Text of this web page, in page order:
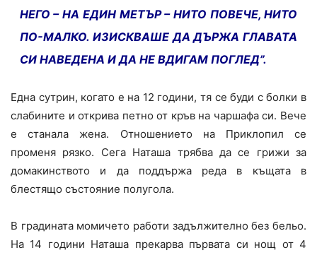
НЕГО – НА ЕДИН МЕТЪР – НИТО ПОВЕЧЕ, НИТО
ПО-МАЛКО. ИЗИСКВАШЕ ДА ДЪРЖА ГЛАВАТА
СИ НАВЕДЕНА И ДА НЕ ВДИГАМ ПОГЛЕД”.
Една сутрин, когато е на 12 години, тя се буди с болки в
слабините и открива петно от кръв на чаршафа си. Вече
е станала жена. Отношението на Приклопил се
променя рязко. Сега Наташа трябва да се грижи за
домакинството и да поддържа реда в къщата в
блестящо състояние полугола.
В градината момичето работи задължително без бельо.
На 14 години Наташа прекарва първата си нощ от 4